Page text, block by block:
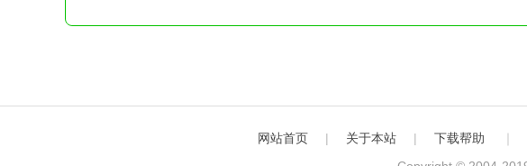
网站首页 | 关于本站 | 下载帮助